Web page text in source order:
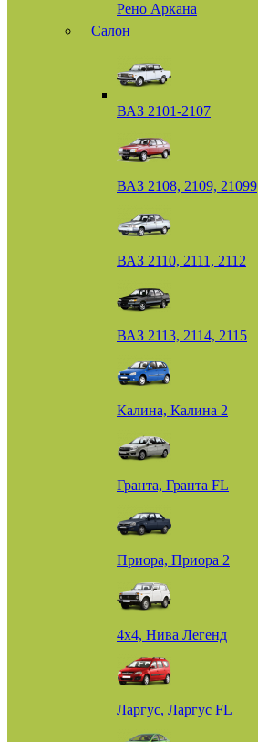
Рено Аркана
Салон
ВАЗ 2101-2107
ВАЗ 2108, 2109, 21099
ВАЗ 2110, 2111, 2112
ВАЗ 2113, 2114, 2115
Калина, Калина 2
Гранта, Гранта FL
Приора, Приора 2
4х4, Нива Легенд
Ларгус, Ларгус FL